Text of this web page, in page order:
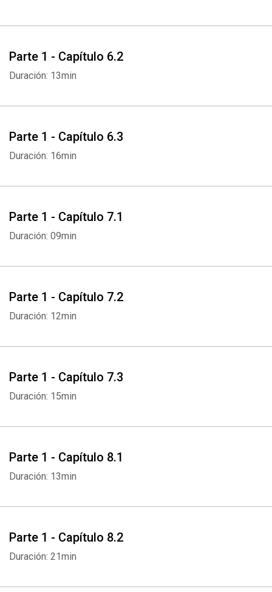
Parte 1 - Capítulo 6.2
Duración: 13min
Parte 1 - Capítulo 6.3
Duración: 16min
Parte 1 - Capítulo 7.1
Duración: 09min
Parte 1 - Capítulo 7.2
Duración: 12min
Parte 1 - Capítulo 7.3
Duración: 15min
Parte 1 - Capítulo 8.1
Duración: 13min
Parte 1 - Capítulo 8.2
Duración: 21min